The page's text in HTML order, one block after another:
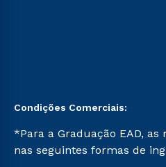
Condições Comerciais:
*Para a Graduação EAD,
nas seguintes formas de